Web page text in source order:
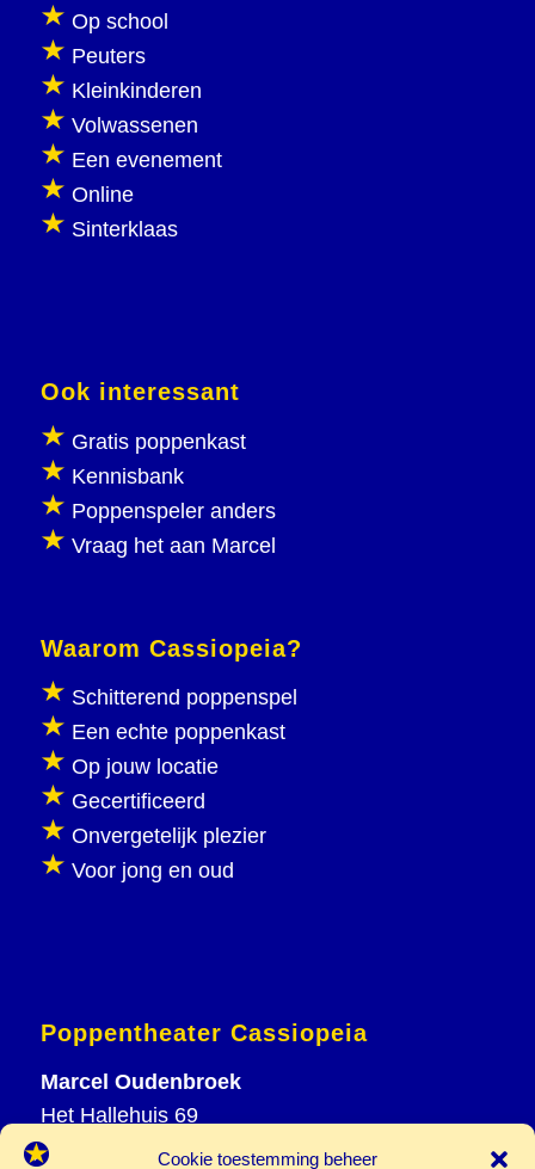
Cookie toestemming beheer
Op school
Peuters
Kleinkinderen
Volwassenen
Een evenement
Online
Sinterklaas
Ook interessant
Gratis poppenkast
Kennisbank
Poppenspeler anders
Vraag het aan Marcel
Waarom Cassiopeia?
Schitterend poppenspel
Een echte poppenkast
Op jouw locatie
Gecertificeerd
Onvergetelijk plezier
Voor jong en oud
Poppentheater Cassiopeia
Marcel Oudenbroek
Het Hallehuis 69
3823 VH Amersfoort